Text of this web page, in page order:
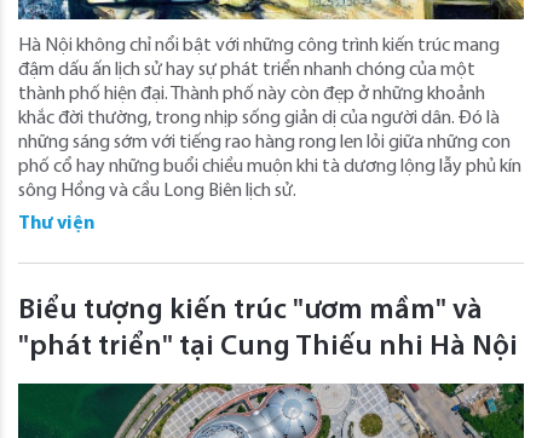
Hà Nội không chỉ nổi bật với những công trình kiến trúc mang
đậm dấu ấn lịch sử hay sự phát triển nhanh chóng của một
thành phố hiện đại. Thành phố này còn đẹp ở những khoảnh
khắc đời thường, trong nhịp sống giản dị của người dân. Đó là
những sáng sớm với tiếng rao hàng rong len lỏi giữa những con
phố cổ hay những buổi chiều muộn khi tà dương lộng lẫy phủ kín
sông Hồng và cầu Long Biên lịch sử.
Thư viện
Biểu tượng kiến trúc "ươm mầm" và
"phát triển" tại Cung Thiếu nhi Hà Nội